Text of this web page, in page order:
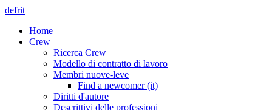
defrit
Home
Crew
Ricerca Crew
Modello di contratto di lavoro
Membri nuove-leve
Find a newcomer (it)
Diritti d'autore
Descrittivi delle professioni